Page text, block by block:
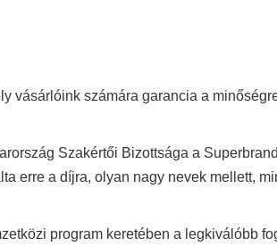
vásárlóink számára garancia a
Szakértői Bizottsága a
erre a díjra, olyan nagy nevek mellett,
program keretében a legkiválóbb